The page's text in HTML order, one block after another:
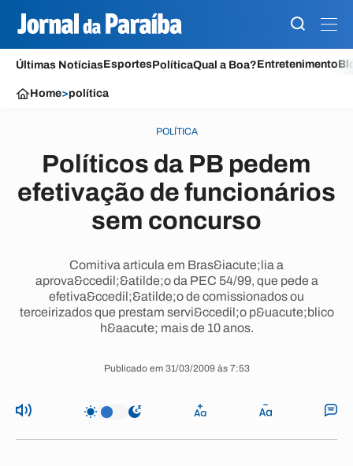
Últimas NotíciasEsportesPolíticaQual a Boa?Entretenimento
Home>política
POLÍTICA
Políticos da PB pedem
efetivação de funcionários
sem concurso
Comitiva articula em Bras&iacute;lia a
aprova&ccedil;&atilde;o da PEC 54/99, que pede a
efetiva&ccedil;&atilde;o de comissionados ou
terceirizados que prestam servi&ccedil;o p&uacute;blico
h&aacute; mais de 10 anos.
Publicado em 31/03/2009 às 7:53